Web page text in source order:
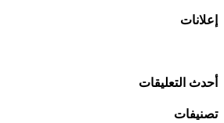
إعلانات
أحدث التعليقات
تصنيفات